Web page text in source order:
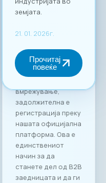
за внатрешна
дигитална
За учество на
форумот и
максимално
искористување на
вмрежување,
задолжителна е
регистрација преку
нашата официјална
платформа. Ова е
единствениот
начин за да
станете дел од B2B
заедницата и да ги